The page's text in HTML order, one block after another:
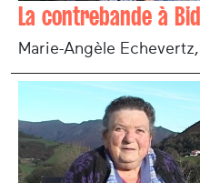
La contrebande à
Marie-Angèle